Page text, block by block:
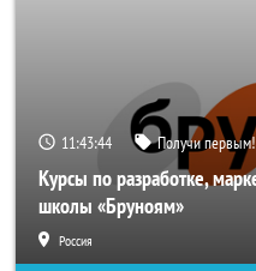
11:43:42 Получи первым!
Курсы по разработке,
школы «Бруноям»
Россия